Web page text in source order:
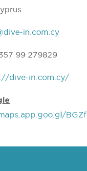
in.com.cy
99 279829
dive-in.com.cy/